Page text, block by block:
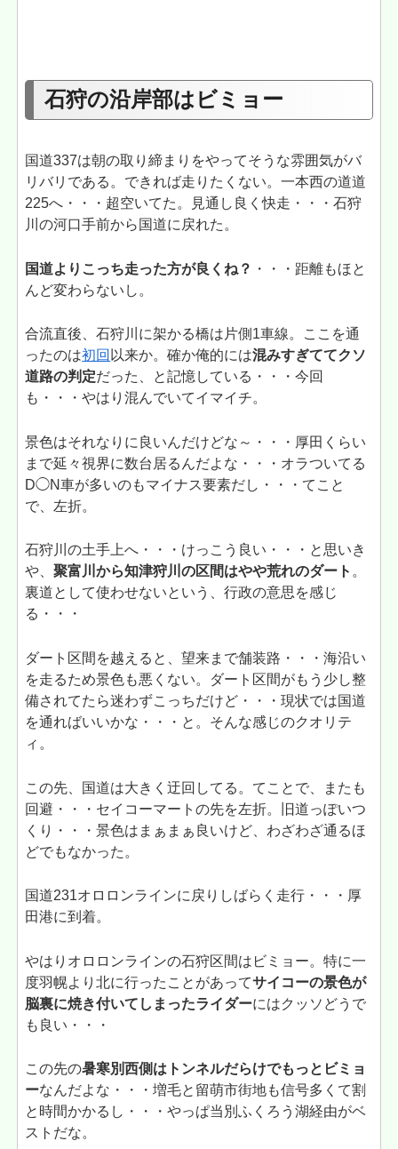
石狩の沿岸部はビミョー
国道337は朝の取り締まりをやってそうな雰囲気がバ
リバリである。できれば走りたくない。一本西の道道
225へ・・・超空いてた。見通し良く快走・・・石狩
川の河口手前から国道に戻れた。
国道よりこっち走った方が良くね？ ・・・距離もほと
んど変わらないし。
合流直後、石狩川に架かる橋は片側1車線。ここを通
ったのは初回 以来か。確か俺的には混みすぎててクソ
道路の判定だった、と記憶している・・・今回
も・・・やはり混んでいてイマイチ。
景色はそれなりに良いんだけどな～・・・厚田くらい
まで延々視界に数台居るんだよな・・・オラついてる
D◯N車が多いのもマイナス要素だし・・・てこと
で、左折。
石狩川の土手上へ・・・けっこう良い・・・と思いき
や、聚富川から知津狩川の区間はやや荒れのダート 。
裏道として使わせないという、行政の意思を感じ
る・・・
ダート区間を越えると、望来まで舗装路・・・海沿い
を走るため景色も悪くない。ダート区間がもう少し整
備されてたら迷わずこっちだけど・・・現状では国道
を通ればいいかな・・・と。そんな感じのクオリテ
ィ。
この先、国道は大きく迂回してる。てことで、またも
回避・・・セイコーマートの先を左折。旧道っぽいつ
くり・・・景色はまぁまぁ良いけど、わざわざ通るほ
どでもなかった。
国道231オロロンラインに戻りしばらく走行・・・厚
田港に到着。
やはりオロロンラインの石狩区間はビミョー。特に一
度羽幌より北に行ったことがあってサイコーの景色が
脳裏に焼き付いてしまったライダーにはクッソどうで
も良い・・・
この先の暑寒別西側はトンネルだらけでもっとビミョ
ーなんだよな・・・増毛と留萌市街地も信号多くて割
と時間かかるし・・・やっぱ当別ふくろう湖経由がベ
ストだな。